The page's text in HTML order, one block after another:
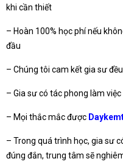
khi cần thiết
– Hoàn 100% học phí nếu
đầu
– Chúng tôi cam kết gia sư
– Gia sư có tác phong làm
– Mọi thắc mắc được
– Trong quá trình học, gia sư
đúng đắn, trung tâm sẽ